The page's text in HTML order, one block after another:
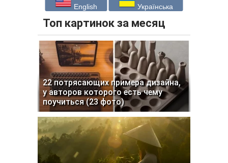
English Українська
Топ картинок за месяц
22 потрясающих примера дизайна,
у авторов которого есть чему
поучиться (23 фото)